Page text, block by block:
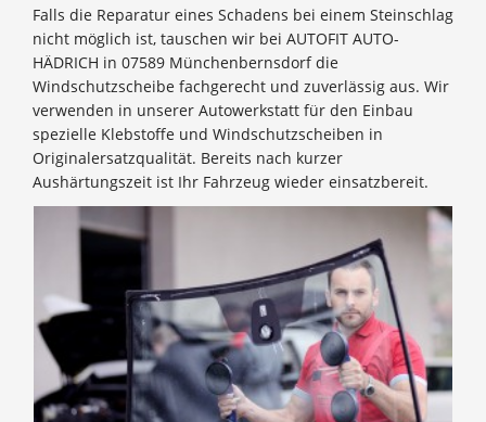
Falls die Reparatur eines Schadens bei einem Steinschlag
nicht möglich ist, tauschen wir bei AUTOFIT AUTO-
HÄDRICH in 07589 Münchenbernsdorf die
Windschutzscheibe fachgerecht und zuverlässig aus. Wir
verwenden in unserer Autowerkstatt für den Einbau
spezielle Klebstoffe und Windschutzscheiben in
Originalersatzqualität. Bereits nach kurzer
Aushärtungszeit ist Ihr Fahrzeug wieder einsatzbereit.